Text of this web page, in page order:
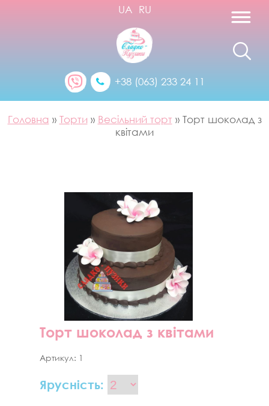
+38 (063) 233 24 11
UA RU
Головна » Торти » Весільний торт » Торт шоколад з
квітами
Торт шоколад з квітами
Артикул: 1
Ярусність: